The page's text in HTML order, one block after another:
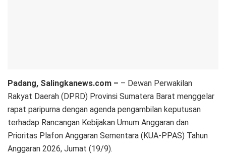
Padang, Salingkanews.com – – Dewan Perwakilan
Rakyat Daerah (DPRD) Provinsi Sumatera Barat menggelar
rapat paripurna dengan agenda pengambilan keputusan
terhadap Rancangan Kebijakan Umum Anggaran dan
Prioritas Plafon Anggaran Sementara (KUA-PPAS) Tahun
Anggaran 2026, Jumat (19/9).